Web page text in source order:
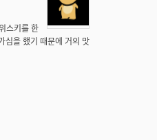
스키를 한
심을 했기 때문에 거의 맛